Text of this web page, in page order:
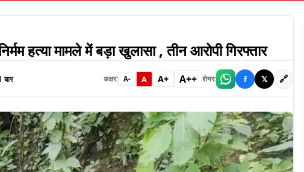
हत्या मामले में बड़ा खुलासा , तीन आरोपी गिरफ्तार
बार अक्षर: A- A A+ A++ शेयर: f 𝕏 🔗